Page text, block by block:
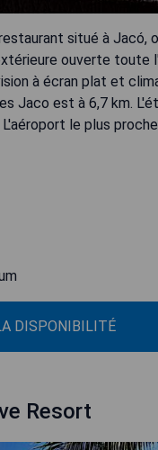
situé à Jacó,
ouverte toute
à écran plat et
Jaco est à 6,7 km.
le plus
DISPONIBILITÉ
Resort